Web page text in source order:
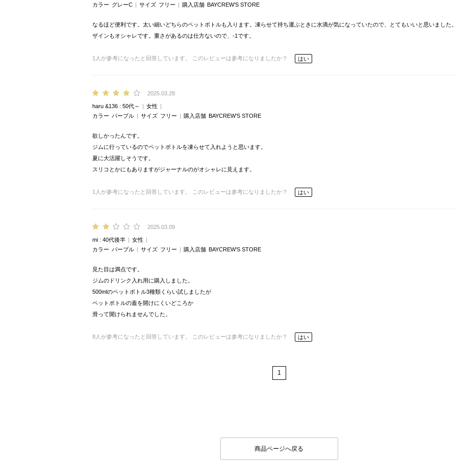
カラー グレーC サイズ フリー 購入店舗 BAYCREW’S STORE
なるほど便利です。太い細いどちらのペットボトルも入ります。凍らせて持ち運ぶときに水滴が気になっていたので、とてもいいと思いました
ザインもオシャレです。重さがあるのは仕方ないので、-1です。
1 人が参考になったと回答しています。 このレビューは参考になりましたか？ はい
2025.03.28
haru &136 50代～
女性
カラー パープル サイズ フリー 購入店舗 BAYCREW’S STORE
欲しかったんです。
ジムに行っているのでペットボトルを凍らせて入れようと思います。
夏に大活躍しそうです。
スリコとかにもありますがジャーナルのがオシャレに見えます。
1 人が参考になったと回答しています。 このレビューは参考になりましたか？ はい
2025.03.09
mi 40代後半
女性
カラー パープル サイズ フリー 購入店舗 BAYCREW’S STORE
見た目は満点です。
ジムのドリンク入れ用に購入しました。
500mlのペットボトル3種類くらい試しましたが
ペットボトルの蓋を開けにくいどころか
滑って開けられませんでした。
8 人が参考になったと回答しています。 このレビューは参考になりましたか？ はい
1
商品ページへ戻る